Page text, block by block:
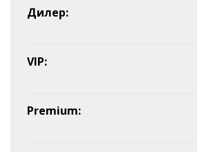
Эквайринг
Оплата на P/C
Дилер:
VIP:
Premium: